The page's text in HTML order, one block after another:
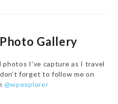
Gallery
I’ve capture as I travel
forget to follow me on
@wpexplorer